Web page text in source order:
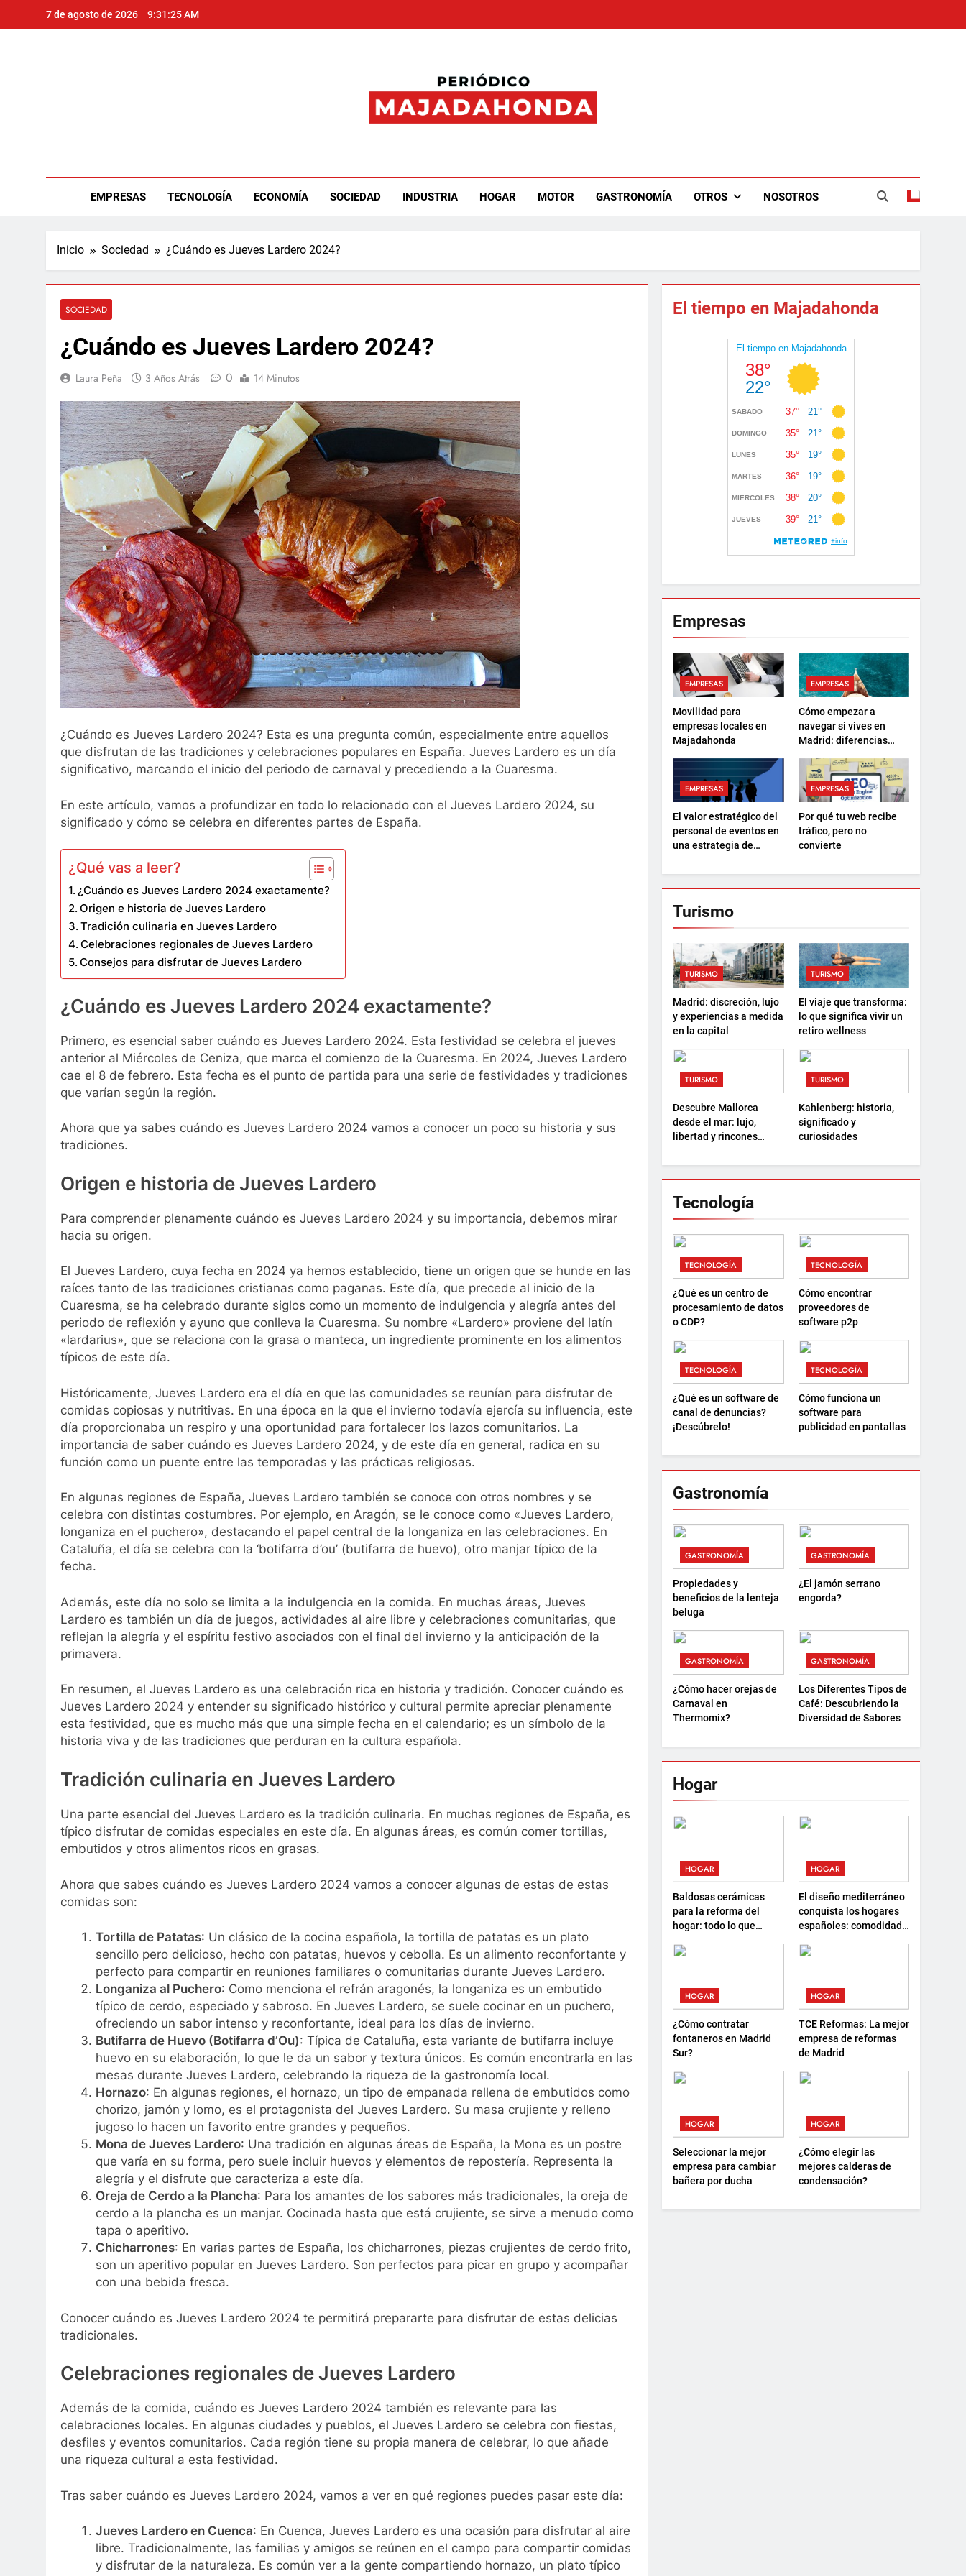
7 de agosto de 2026 9:31:27 AM
EMPRESAS TECNOLOGÍA ECONOMÍA SOCIEDAD INDUSTRIA HOGAR MOTOR GASTRONOMÍA OTROS NOSOTROS
Inicio Sociedad ¿Cuándo es Jueves Lardero 2024?
SOCIEDAD
¿Cuándo es Jueves Lardero 2024?
Laura Peña 3 Años Atrás 0 14 Minutos
¿Cuándo es Jueves Lardero 2024? Esta es una pregunta común, especialmente entre aquellos
que disfrutan de las tradiciones y celebraciones populares en España. Jueves Lardero es un día
significativo, marcando el inicio del periodo de carnaval y precediendo a la Cuaresma.
En este artículo, vamos a profundizar en todo lo relacionado con el Jueves Lardero 2024, su
significado y cómo se celebra en diferentes partes de España.
¿Qué vas a leer?
¿Cuándo es Jueves Lardero 2024 exactamente?
Origen e historia de Jueves Lardero
Tradición culinaria en Jueves Lardero
Celebraciones regionales de Jueves Lardero
Consejos para disfrutar de Jueves Lardero
¿Cuándo es Jueves Lardero 2024 exactamente?
Primero, es esencial saber cuándo es Jueves Lardero 2024. Esta festividad se celebra el jueves
anterior al Miércoles de Ceniza, que marca el comienzo de la Cuaresma. En 2024, Jueves Lardero
cae el 8 de febrero. Esta fecha es el punto de partida para una serie de festividades y tradiciones
que varían según la región.
Ahora que ya sabes cuándo es Jueves Lardero 2024 vamos a conocer un poco su historia y sus
tradiciones.
Origen e historia de Jueves Lardero
Para comprender plenamente cuándo es Jueves Lardero 2024 y su importancia, debemos mirar
hacia su origen.
El Jueves Lardero, cuya fecha en 2024 ya hemos establecido, tiene un origen que se hunde en las
raíces tanto de las tradiciones cristianas como paganas. Este día, que precede al inicio de la
Cuaresma, se ha celebrado durante siglos como un momento de indulgencia y alegría antes del
periodo de reflexión y ayuno que conlleva la Cuaresma. Su nombre «Lardero» proviene del latín
«lardarius», que se relaciona con la grasa o manteca, un ingrediente prominente en los alimentos
típicos de este día.
Históricamente, Jueves Lardero era el día en que las comunidades se reunían para disfrutar de
comidas copiosas y nutritivas. En una época en la que el invierno todavía ejercía su influencia, este
día proporcionaba un respiro y una oportunidad para fortalecer los lazos comunitarios. La
importancia de saber cuándo es Jueves Lardero 2024, y de este día en general, radica en su
función como un puente entre las temporadas y las prácticas religiosas.
En algunas regiones de España, Jueves Lardero también se conoce con otros nombres y se
celebra con distintas costumbres. Por ejemplo, en Aragón, se le conoce como «Jueves Lardero,
longaniza en el puchero», destacando el papel central de la longaniza en las celebraciones. En
Cataluña, el día se celebra con la ‘botifarra d’ou’ (butifarra de huevo), otro manjar típico de la
fecha.
Además, este día no solo se limita a la indulgencia en la comida. En muchas áreas, Jueves
Lardero es también un día de juegos, actividades al aire libre y celebraciones comunitarias, que
reflejan la alegría y el espíritu festivo asociados con el final del invierno y la anticipación de la
primavera.
En resumen, el Jueves Lardero es una celebración rica en historia y tradición. Conocer cuándo es
Jueves Lardero 2024 y entender su significado histórico y cultural permite apreciar plenamente
esta festividad, que es mucho más que una simple fecha en el calendario; es un símbolo de la
historia viva y de las tradiciones que perduran en la cultura española.
Tradición culinaria en Jueves Lardero
Una parte esencial del Jueves Lardero es la tradición culinaria. En muchas regiones de España, es
típico disfrutar de comidas especiales en este día. En algunas áreas, es común comer tortillas,
embutidos y otros alimentos ricos en grasas.
Ahora que sabes cuándo es Jueves Lardero 2024 vamos a conocer algunas de estas de estas
comidas son:
Tortilla de Patatas: Un clásico de la cocina española, la tortilla de patatas es un plato
sencillo pero delicioso, hecho con patatas, huevos y cebolla. Es un alimento reconfortante y
perfecto para compartir en reuniones familiares o comunitarias durante Jueves Lardero.
Longaniza al Puchero: Como menciona el refrán aragonés, la longaniza es un embutido
típico de cerdo, especiado y sabroso. En Jueves Lardero, se suele cocinar en un puchero,
ofreciendo un sabor intenso y reconfortante, ideal para los días de invierno.
Butifarra de Huevo (Botifarra d’Ou): Típica de Cataluña, esta variante de butifarra incluye
huevo en su elaboración, lo que le da un sabor y textura únicos. Es común encontrarla en las
mesas durante Jueves Lardero, celebrando la riqueza de la gastronomía local.
Hornazo: En algunas regiones, el hornazo, un tipo de empanada rellena de embutidos como
chorizo, jamón y lomo, es el protagonista del Jueves Lardero. Su masa crujiente y relleno
jugoso lo hacen un favorito entre grandes y pequeños.
Mona de Jueves Lardero: Una tradición en algunas áreas de España, la Mona es un postre
que varía en su forma, pero suele incluir huevos y elementos de repostería. Representa la
alegría y el disfrute que caracteriza a este día.
Oreja de Cerdo a la Plancha: Para los amantes de los sabores más tradicionales, la oreja de
cerdo a la plancha es un manjar. Cocinada hasta que está crujiente, se sirve a menudo como
tapa o aperitivo.
Chicharrones: En varias partes de España, los chicharrones, piezas crujientes de cerdo frito,
son un aperitivo popular en Jueves Lardero. Son perfectos para picar en grupo y acompañar
con una bebida fresca.
Conocer cuándo es Jueves Lardero 2024 te permitirá prepararte para disfrutar de estas delicias
tradicionales.
Celebraciones regionales de Jueves Lardero
Además de la comida, cuándo es Jueves Lardero 2024 también es relevante para las
celebraciones locales. En algunas ciudades y pueblos, el Jueves Lardero se celebra con fiestas,
desfiles y eventos comunitarios. Cada región tiene su propia manera de celebrar, lo que añade
una riqueza cultural a esta festividad.
Tras saber cuándo es Jueves Lardero 2024, vamos a ver en qué regiones puedes pasar este día:
Jueves Lardero en Cuenca: En Cuenca, Jueves Lardero es una ocasión para disfrutar al aire
libre. Tradicionalmente, las familias y amigos se reúnen en el campo para compartir comidas
y disfrutar de la naturaleza. Es común ver a la gente compartiendo hornazo, un plato típico
El tiempo en Majadahonda
Empresas
EMPRESAS
Movilidad para
empresas locales en
Majadahonda
EMPRESAS
Cómo empezar a
navegar si vives en
Madrid: diferencias
Licencia de Navegación
EMPRESAS
El valor estratégico del
personal de eventos en
una estrategia de
EMPRESAS
Por qué tu web recibe
tráfico, pero no
convierte
Turismo
TURISMO
Madrid: discreción, lujo
y experiencias a medida
en la capital
TURISMO
El viaje que transforma:
lo que significa vivir un
retiro wellness
TURISMO
Descubre Mallorca
desde el mar: lujo,
libertad y rincones
TURISMO
Kahlenberg: historia,
significado y
curiosidades
Tecnología
TECNOLOGÍA
¿Qué es un centro de
procesamiento de datos
o CDP?
TECNOLOGÍA
Cómo encontrar
proveedores de
software p2p
TECNOLOGÍA
¿Qué es un software de
canal de denuncias?
¡Descúbrelo!
TECNOLOGÍA
Cómo funciona un
software para
publicidad en pantallas
Gastronomía
GASTRONOMÍA
Propiedades y
beneficios de la lenteja
beluga
GASTRONOMÍA
¿El jamón serrano
engorda?
GASTRONOMÍA
¿Cómo hacer orejas de
Carnaval en
Thermomix?
GASTRONOMÍA
Los Diferentes Tipos de
Café: Descubriendo la
Diversidad de Sabores
Hogar
HOGAR
Baldosas cerámicas
para la reforma del
hogar: todo lo que
elegir
HOGAR
El diseño mediterráneo
conquista los hogares
españoles: comodidad,
formas de descanso
HOGAR
¿Cómo contratar
fontaneros en Madrid
Sur?
HOGAR
TCE Reformas: La mejor
empresa de reformas
de Madrid
HOGAR
Seleccionar la mejor
empresa para cambiar
bañera por ducha
HOGAR
¿Cómo elegir las
mejores calderas de
condensación?